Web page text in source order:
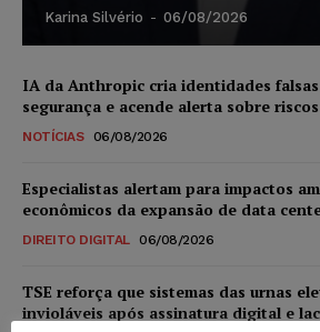
Karina Silvério - 06/08/2026
IA da Anthropic cria identidades
segurança e acende alerta sobre
NOTÍCIAS 06/08/2026
Especialistas alertam para impactos
econômicos da expansão de data
DIREITO DIGITAL 06/08/2026
TSE reforça que sistemas das urnas
invioláveis após assinatura digital e